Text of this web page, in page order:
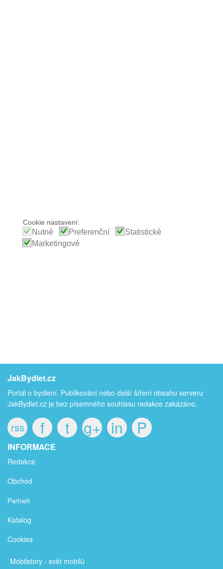
JakBydlet.cz
Portál o bydlení. Publikování nebo další šíření obsahu serveru
JakBydlet.cz je bez písemného souhlasu redakce zakázáno.
rss f t g+ in P
INFORMACE
Redakce
Obchod
Partneři
Katalog
Cookies
Mobilstory - svět mobilů
Cookie nastavení:
Nutné Preferenční
Statistické
Marketingové